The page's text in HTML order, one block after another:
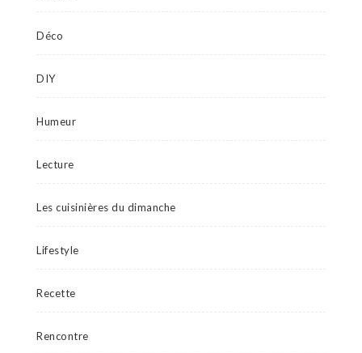
Déco
DIY
Humeur
Lecture
Les cuisinières du dimanche
Lifestyle
Recette
Rencontre